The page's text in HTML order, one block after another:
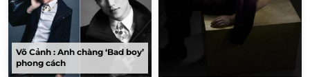
Võ Cảnh : Anh chàng ‘Bad boy’
phong cách